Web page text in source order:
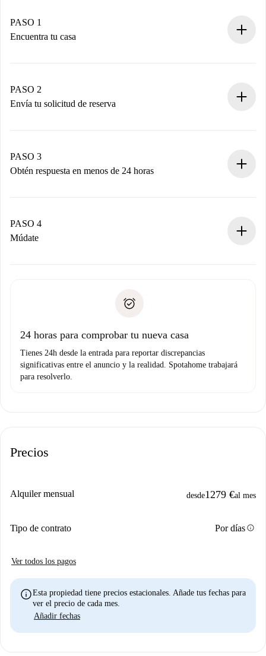
PASO 1
Encuentra tu casa
Tienes toda la información necesaria por adelantado.
PASO 2
Envía tu solicitud de reserva
propietario acepte.
PASO 3
Obtén respuesta en menos de 24 horas
contacto con el propietario.
Si es rechazada: No te haremos ningún cargo y te
Prueba de solvencia
PASO 4
Múdate
no nos comunicas ningún problema.
24 horas para comprobar tu nueva casa
Tienes 24h desde la entrada para reportar discrepancias
significativas entre el anuncio y la realidad. Spotahome trabajará
para resolverlo.
Precios
Alquiler mensual desde1279 €al mes
Tipo de contrato Por díasinfo
Ver todos los pagos
infoEsta propiedad tiene precios estacionales. Añade tus fechas para
ver el precio de cada mes.
Añadir fechas